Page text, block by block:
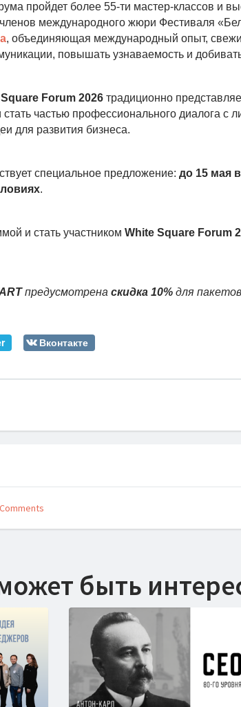
пройдет более 55-ти мастер-классов и
международного жюри Фестиваля
, объединяющая международный опыт,
повышать узнаваемость и
Forum 2026 традиционно
частью профессионального диалога с
для развития бизнеса.
специальное предложение: до 15 мая
.
и стать участником White Square Forum
предусмотрена скидка 10% для
Вконтакте
быть